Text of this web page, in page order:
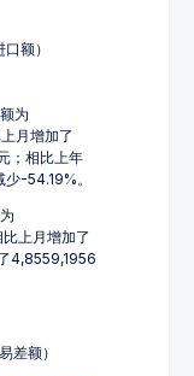
额）
为
月增加了
；相比上年
-54.19%。
上月增加了
4,8559,1956
差额）